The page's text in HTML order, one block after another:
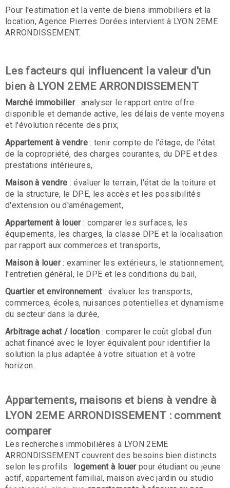
Pour l'estimation et la vente de biens immobiliers et la
location, Agence Pierres Dorées intervient à LYON 2EME
ARRONDISSEMENT.
Les facteurs qui influencent la valeur d'un
bien à LYON 2EME ARRONDISSEMENT
Marché immobilier: analyser le rapport entre offre
disponible et demande active, les délais de vente moyens
et l'évolution récente des prix,
Appartement à vendre : tenir compte de l'étage, de l'état
de la copropriété, des charges courantes, du DPE et des
prestations intérieures,
Maison à vendre : évaluer le terrain, l'état de la toiture et
de la structure, le DPE, les accès et les possibilités
d'extension ou d'aménagement,
Appartement à louer: comparer les surfaces, les
équipements, les charges, la classe DPE et la localisation
par rapport aux commerces et transports,
Maison à louer: examiner les extérieurs, le stationnement,
l'entretien général, le DPE et les conditions du bail,
Quartier et environnement: évaluer les transports,
commerces, écoles, nuisances potentielles et dynamisme
du secteur dans la durée,
Arbitrage achat / location : comparer le coût global d'un
achat financé avec le loyer équivalent pour identifier la
solution la plus adaptée à votre situation et à votre
horizon.
Appartements, maisons et biens à vendre à
LYON 2EME ARRONDISSEMENT : comment
comparer
Les recherches immobilières à LYON 2EME
ARRONDISSEMENT couvrent des besoins bien distincts
selon les profils : logement à louerpour étudiant ou jeune
actif, appartement familial, maison avec jardin ou studio